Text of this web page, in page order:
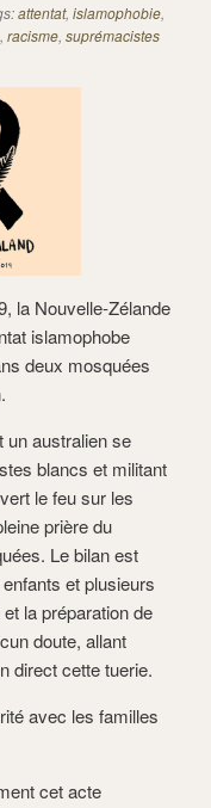
attentat, islamophobie,
, racisme, suprémacistes
la Nouvelle-Zélande
islamophobe
deux mosquées
un australien se
blancs et militant
le feu sur les
prière du
Le bilan est
et plusieurs
la préparation de
doute, allant
direct cette tuerie.
avec les familles
cet acte